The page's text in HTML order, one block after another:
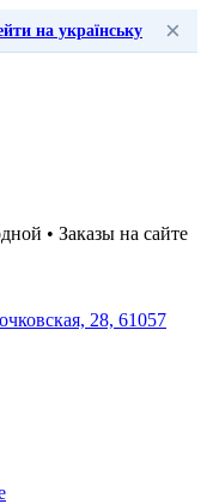
на українську ×
• Заказы на сайте
28, 61057